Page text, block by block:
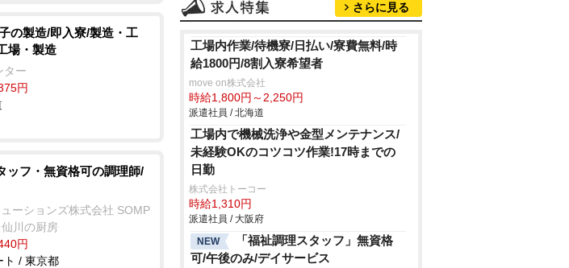
の製造/即入寮/製造・工
場・製造
ター
円
ッフ・無資格可の調理師/
ーションズ株式会社 SOMP
川の厨房
円
ト / 東京都
さらに見る
工場内作業/待機寮/日払い/寮費無料/時
給1800円/8割入寮希望者
move on株式会社
時給1,800円～2,250円
派遣社員 / 北海道
工場内で機械洗浄や金型メンテナンス/
未経験OKのコツコツ作業!17時までの
日勤
株式会社トーコー
時給1,310円
派遣社員 / 大阪府
NEW
「福祉調理スタッフ」無資格
可/午後のみ/デイサービス